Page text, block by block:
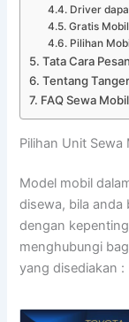
Driver
Gratis
Pilihan
Tata Cara
Tentang
FAQ Sewa
Pilihan Unit
Model mobil
disewa, bila anda
dengan
menghubungi
yang disediakan :